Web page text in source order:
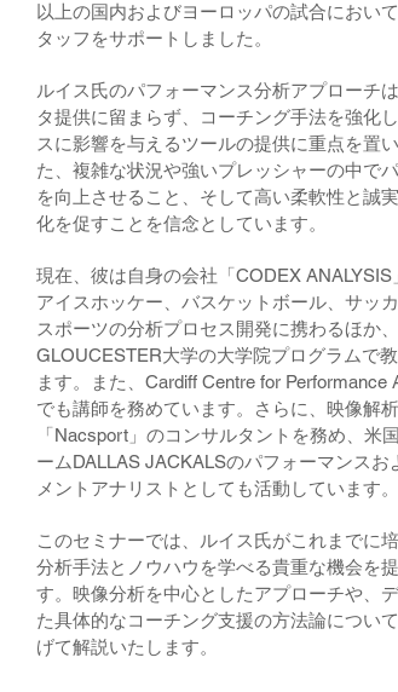
以上の国内およびヨーロッパの試合におい
タッフをサポートしました。
ルイス氏のパフォーマンス分析アプローチ
タ提供に留まらず、コーチング手法を強化
スに影響を与えるツールの提供に重点を置
た、複雑な状況や強いプレッシャーの中で
を向上させること、そして高い柔軟性と誠
化を促すことを信念としています。
現在、彼は自身の会社「CODEX ANALYSIS
アイスホッケー、バスケットボール、サッ
スポーツの分析プロセス開発に携わるほか、
GLOUCESTER大学の大学院プログラムで
ます。また、Cardiff Centre for Performance
でも講師を務めています。さらに、映像解
「Nacsport」のコンサルタントを務め、米
ームDALLAS JACKALSのパフォーマンスお
メントアナリストとしても活動しています。
このセミナーでは、ルイス氏がこれまでに
分析手法とノウハウを学べる貴重な機会を
す。映像分析を中心としたアプローチや、
た具体的なコーチング支援の方法論につい
げて解説いたします。